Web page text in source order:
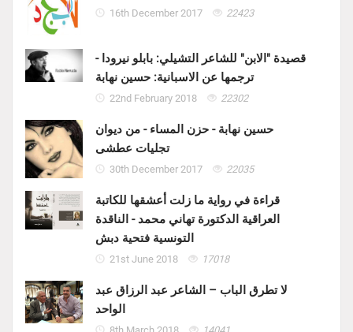
16th December 2017 22423
قصيدة "الابن" للشاعر التشيلي: بابلو نيرودا -
ترجمها عن الاسبانية: حسين نهابة
22nd February 2018 22302
حسين نهابة - حزن المساء - من ديوان
تجليات عطشى
30th December 2017 22035
قراءة في رواية ما زلت أعشقها للكاتبة
العراقية الدكتورة تهاني محمد - الناقدة
التونسية فتحية دبش
21st June 2018 17018
لا تطرق الباب – الشاعر عبد الرزاق عبد
الواحد